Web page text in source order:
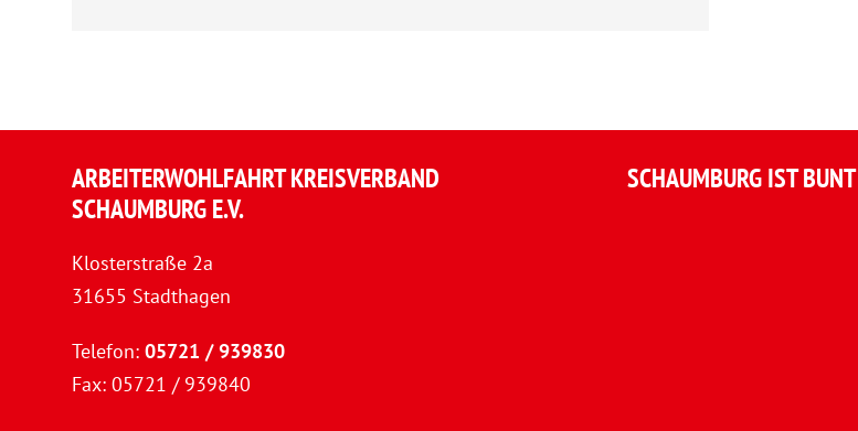
ARBEITERWOHLFAHRT KREISVERBAND
SCHAUMBURG E.V.
Klosterstraße 2a
31655 Stadthagen
Telefon: 05721 / 939830
Fax: 05721 / 939840
SCHAUMBURG IST BUNT